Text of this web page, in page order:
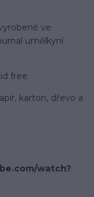
ve
umělkyní
free.
karton, dřevo a
watch?